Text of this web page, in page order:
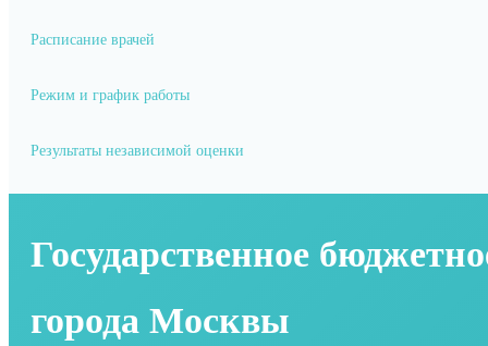
Расписание врачей
Режим и график работы
Результаты независимой оценки
Государственное
города Москвы